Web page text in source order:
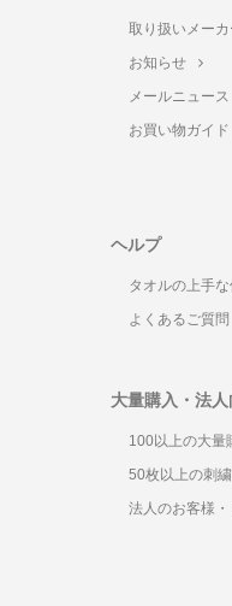
取り扱いメーカ
お知らせ
メールニュース
お買い物ガイド
ヘルプ
タオルの上手
よくあるご質問
大量購入・法
100以上の大量
50枚以上の刺
法人のお客様